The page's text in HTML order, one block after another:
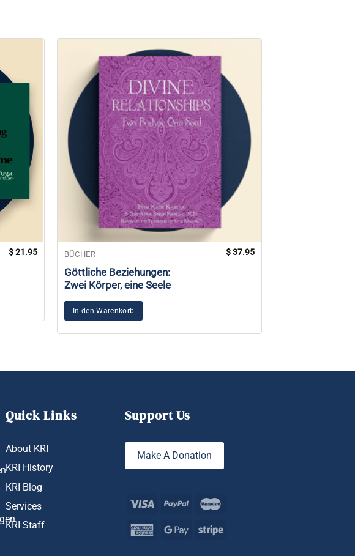
$21.95 BÜCHER
Göttliche Beziehungen:
Zwei Körper, eine Seele
$37.95
In den Warenkorb
Quick Links
About KRI
KRI History
KRI Blog
Services
KRI Staff
Support Us
Make A Donation